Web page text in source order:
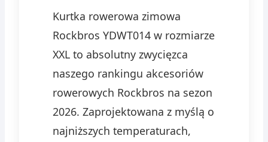
Kurtka rowerowa zimowa
Rockbros YDWT014 w rozmiarze
XXL to absolutny zwycięzca
naszego rankingu akcesoriów
rowerowych Rockbros na sezon
2026. Zaprojektowana z myślą o
najniższych temperaturach,